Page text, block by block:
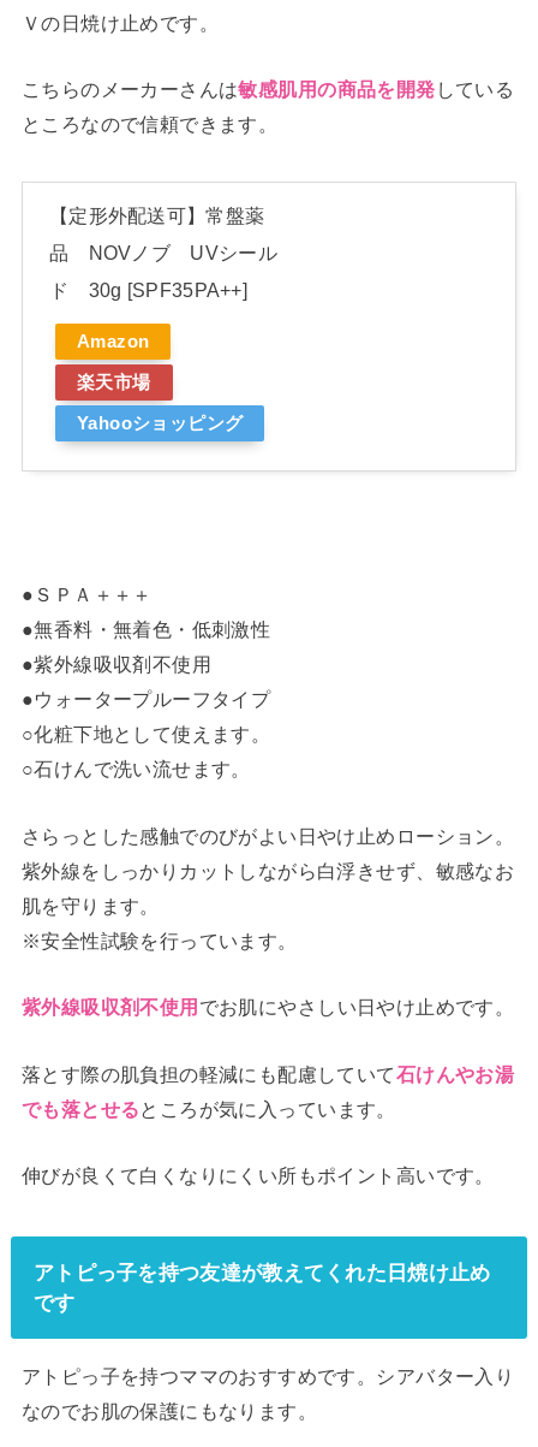
Ｖの日焼け止めです。
こちらのメーカーさんは敏感肌用の商品を開発 している
ところなので信頼できます。
【定形外配送可】常盤薬
品 NOVノブ UVシール
ド 30g [SPF35PA++]
Amazon
楽天市場
Yahooショッピング
●ＳＰＡ＋＋＋
●無香料・無着色・低刺激性
●紫外線吸収剤不使用
●ウォータープルーフタイプ
○化粧下地として使えます。
○石けんで洗い流せます。
さらっとした感触でのびがよい日やけ止めローション。
紫外線をしっかりカットしながら白浮きせず、敏感なお
肌を守ります。
※安全性試験を行っています。
紫外線吸収剤不使用 でお肌にやさしい日やけ止めです。
落とす際の肌負担の軽減にも配慮していて石けんやお湯
でも落とせる ところが気に入っています。
伸びが良くて白くなりにくい所もポイント高いです。
アトピっ子を持つ友達が教えてくれた日焼け止め
です
アトピっ子を持つママのおすすめです。シアバター入り
なのでお肌の保護にもなります。